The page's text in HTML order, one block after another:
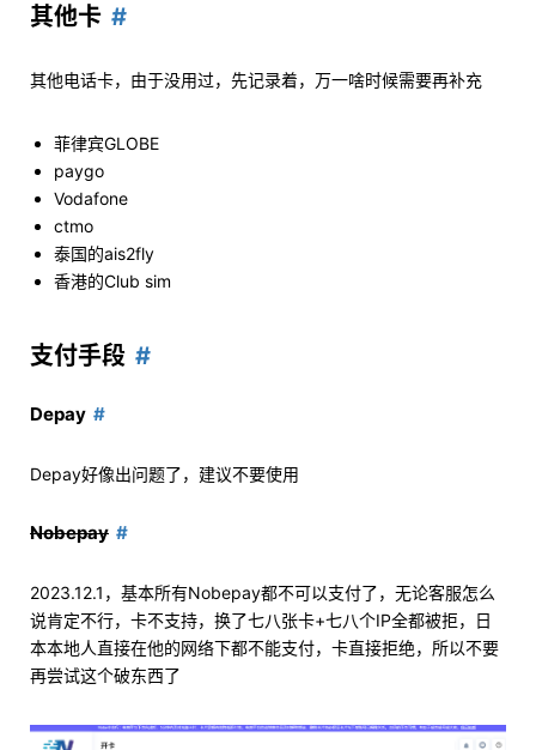
其他卡
其他电话卡，由于没用过，先记录着，万一啥时候需要再补充
菲律宾GLOBE
paygo
Vodafone
ctmo
泰国的ais2fly
香港的Club sim
支付手段
Depay
Depay好像出问题了，建议不要使用
Nobepay
2023.12.1，基本所有Nobepay都不可以支付了，无论客服怎么
说肯定不行，卡不支持，换了七八张卡+七八个IP全都被拒，日
本本地人直接在他的网络下都不能支付，卡直接拒绝，所以不要
再尝试这个破东西了